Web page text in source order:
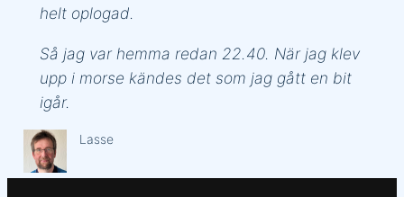
helt oplogad.
Så jag var hemma redan 22.40. När jag klev
upp i morse kändes det som jag gått en bit
igår.
Lasse